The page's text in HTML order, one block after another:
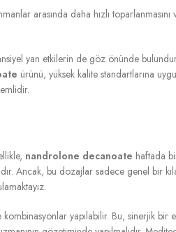
arasında daha hızlı
yan etkilerin de göz önünde
ürünü, yüksek kalite standartlarına
nandrolone decanoate haftada
Ancak, bu dozajlar sadece genel bir
yapılabilir. Bu, sinerjik bir